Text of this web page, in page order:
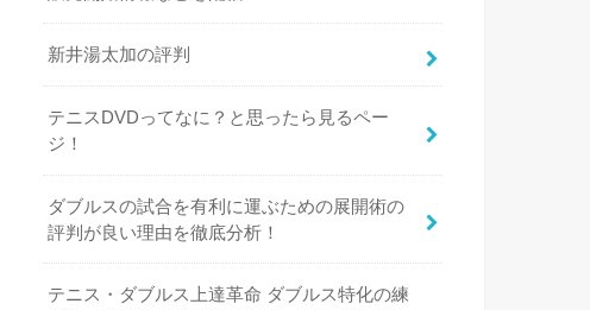
新井湯太加の評判
テニスDVDってなに？と思ったら見るペー
ジ！
ダブルスの試合を有利に運ぶための展開術の
評判が良い理由を徹底分析！
テニス・ダブルス上達革命 ダブルス特化の練